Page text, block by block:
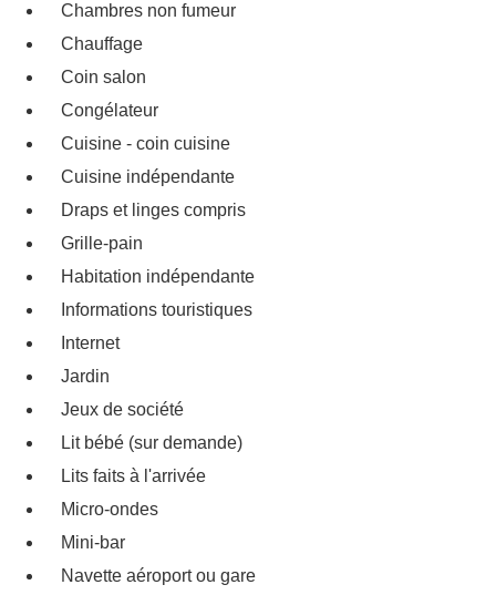
Chambres non fumeur
Chauffage
Coin salon
Congélateur
Cuisine - coin cuisine
Cuisine indépendante
Draps et linges compris
Grille-pain
Habitation indépendante
Informations touristiques
Internet
Jardin
Jeux de société
Lit bébé (sur demande)
Lits faits à l'arrivée
Micro-ondes
Mini-bar
Navette aéroport ou gare